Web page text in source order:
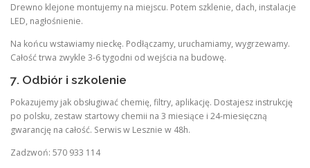
Drewno klejone montujemy na miejscu. Potem szklenie, dach, instalacje
LED, nagłośnienie.
Na końcu wstawiamy nieckę. Podłączamy, uruchamiamy, wygrzewamy.
Całość trwa zwykle 3-6 tygodni od wejścia na budowę.
7. Odbiór i szkolenie
Pokazujemy jak obsługiwać chemię, filtry, aplikację. Dostajesz instrukcję
po polsku, zestaw startowy chemii na 3 miesiące i 24-miesięczną
gwarancję na całość. Serwis w Lesznie w 48h.
Zadzwoń: 570 933 114